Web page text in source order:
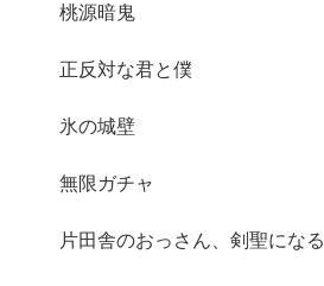
桃源暗鬼
正反対な君と僕
氷の城壁
無限ガチャ
片田舎のおっさん、剣聖になる